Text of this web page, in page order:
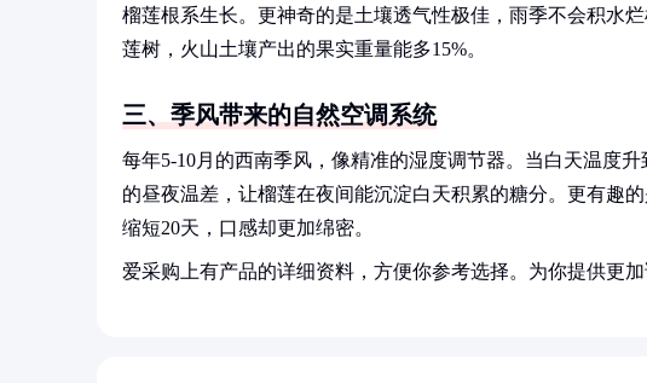
榴莲根系生长。更神奇的是土壤透气性极佳，雨季不会积水
莲树，火山土壤产出的果实重量能多15%。
三、季风带来的自然空调系统
每年5-10月的西南季风，像精准的湿度调节器。当白天温度
的昼夜温差，让榴莲在夜间能沉淀白天积累的糖分。更有趣
缩短20天，口感却更加绵密。
爱采购上有产品的详细资料，方便你参考选择。为你提供更